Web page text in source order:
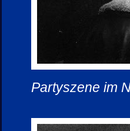
Partyszene im